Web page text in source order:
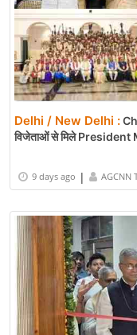
Delhi / New Delhi :
विजेताओं से मिले President
9 days ago | AGCNN